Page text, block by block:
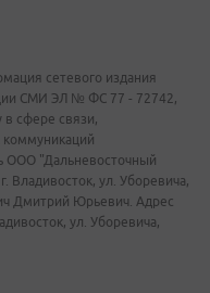
сетевого издания
СМИ ЭЛ № ФС 77 - 72742,
сфере связи,
ООО "Дальневосточный
Владивосток, ул. Уборевича,
Дмитрий Юрьевич. Адрес
ул. Уборевича,